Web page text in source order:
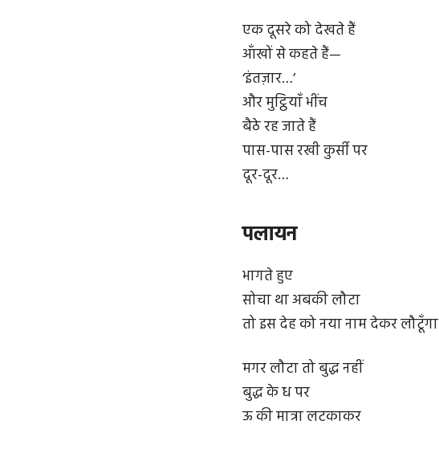
एक दूसरे को देखते हैं
आँखों से कहते हैं—
‘इंतज़ार…’
और मुट्ठियाँ भींच
बैठे रह जाते हैं
पास-पास रखी कुर्सी पर
दूर-दूर…
पलायन
भागते हुए
सोचा था अबकी लौटा
तो इस देह को नया नाम देकर लौटूँगा
मगर लौटा तो बुद्ध नहीं
बुद्ध के ध पर
ऊ की मात्रा लटकाकर